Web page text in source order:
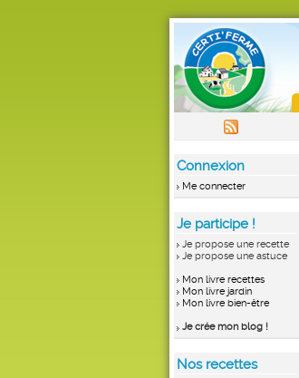
Connexion
Me connecter
Je participe !
Je propose une recette
Je propose une astuce
Mon livre recettes
Mon livre jardin
Mon livre bien-être
Je crée mon blog !
Nos recettes